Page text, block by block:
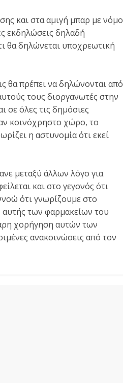
και στα αμιγή μπαρ με νόμο
εκδηλώσεις δηλαδή
θα δηλώνεται υποχρεωτική
θα πρέπει να δηλώνονται από
τους διοργανωτές στην
σε όλες τις δημόσιες
κοινόχρηστο χώρο, το
η αστυνομία ότι εκεί
μεταξύ άλλων λόγο για
και στο γεγονός ότι
ότι γνωρίζουμε στο
αυτής των φαρμακείων του
χορήγηση αυτών των
ανακοινώσεις από τον